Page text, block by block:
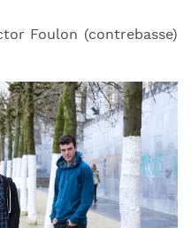
Foulon (contrebasse)